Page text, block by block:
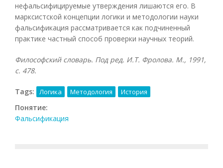
нефальсифицируемые утверждения лишаются его. В
марксистской концепции логики и методологии науки
фальсификация рассматривается как подчиненный
практике частный способ проверки научных теорий.
Философский словарь. Под ред. И.Т. Фролова. М., 1991,
с. 478.
Tags: Логика Методология История
Понятие:
Фальсификация